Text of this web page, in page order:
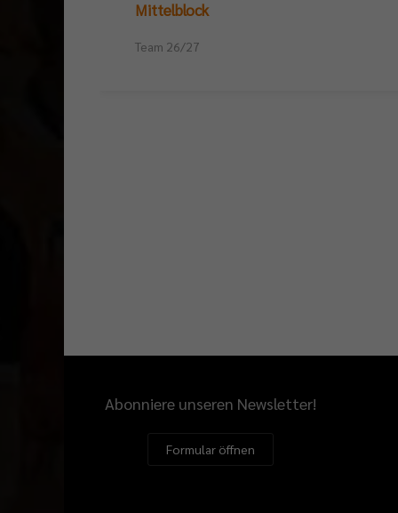
Mittelblock
Team 26/27
Abonniere unseren Newsletter!
Formular öffnen